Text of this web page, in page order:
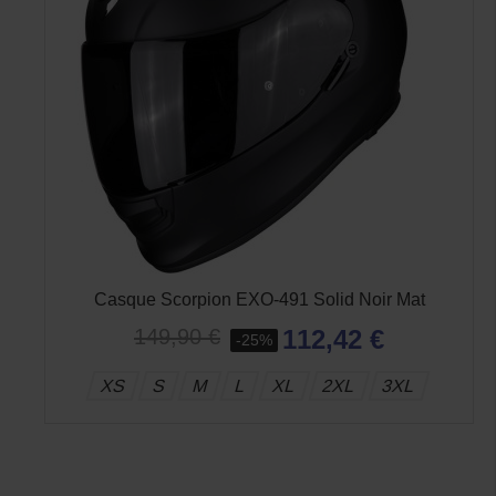
Casque Scorpion EXO-491 Solid Noir Mat
149,90 € -25% 112,42 €
XS S M L XL 2XL 3XL